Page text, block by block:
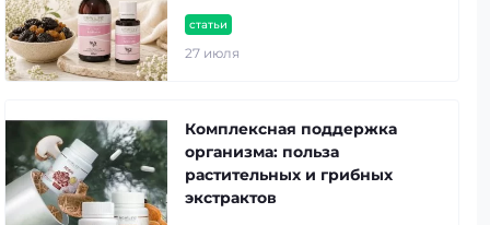
статьи
27 июля
Комплексная поддержка
организма: польза
растительных и грибных
экстрактов